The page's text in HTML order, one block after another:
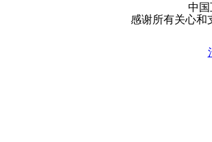
中国
感谢所有关心和